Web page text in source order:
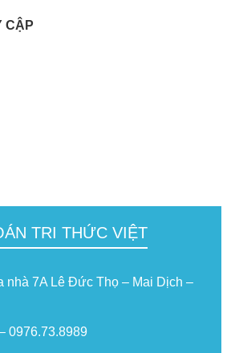
CẬP
TRI THỨC VIỆT
nhà 7A Lê Đức Thọ – Mai Dịch –
0976.73.8989